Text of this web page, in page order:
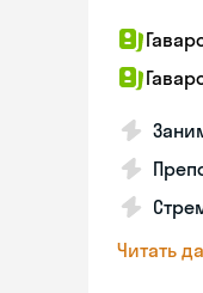
Читать